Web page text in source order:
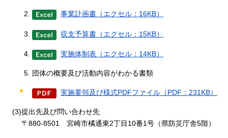
事業計画書（エクセル：16KB）
収支予算書（エクセル：15KB）
実施体制表（エクセル：14KB）
団体の概要及び活動内容がわかる書類
実施要領及び様式PDFファイル（PDF：231KB）
(3)提出先及び問い合わせ先
〒880-8501
宮崎市橘通東2丁目10番1号（県防災庁舎5階）